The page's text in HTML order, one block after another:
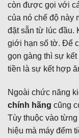
còn được gọi với
của nó chế độ này
đặt sẵn từ lúc đầu.
giới hạn số tờ. Để
gọn gàng thì sự
tiền là sự kết hợp
Ngoài chức năng
chính hãng cũng
Tùy thuộc vào
hiệu mà máy đếm